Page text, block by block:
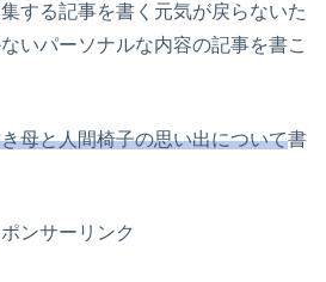
する記事を書く元気が戻らないた
いパーソナルな内容の記事を書こ
母と人間椅子の思い出について書
ンサーリンク